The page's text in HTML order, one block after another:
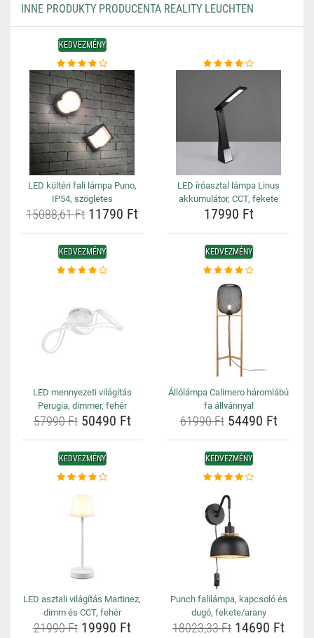
INNE PRODUKTY PRODUCENTA REALITY LEUCHTEN
KEDVEZMÉNY
LED kültéri fali lámpa Puno,
IP54, szögletes
15088,61 Ft 11790 Ft
LED íróasztal lámpa Linus
akkumulátor, CCT, fekete
17990 Ft
KEDVEZMÉNY
LED mennyezeti világítás
Perugia, dimmer, fehér
57990 Ft50490 Ft
KEDVEZMÉNY
Állólámpa Calimero háromlábú
fa állvánnyal
61990 Ft54490 Ft
KEDVEZMÉNY
LED asztali világítás Martinez,
dimm és CCT, fehér
21990 Ft19990 Ft
KEDVEZMÉNY
Punch falilámpa, kapcsoló és
dugó, fekete/arany
18023,33 Ft 14690 Ft